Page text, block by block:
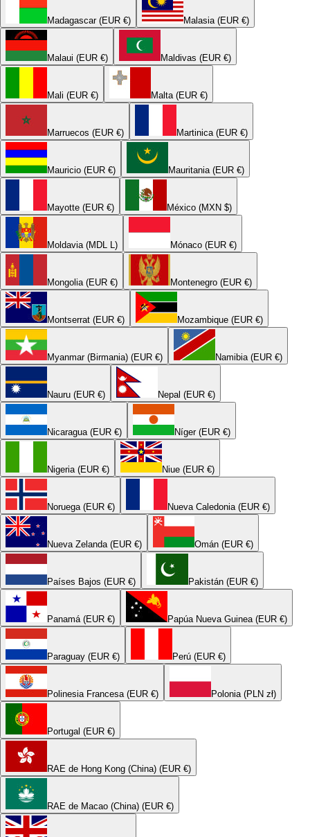
Madagascar (EUR €) Malasia (EUR €)
Malaui (EUR €) Maldivas (EUR €)
Mali (EUR €) Malta (EUR €)
Marruecos (EUR €) Martinica (EUR €)
Mauricio (EUR €) Mauritania (EUR €)
Mayotte (EUR €) México (MXN $)
Moldavia (MDL L) Mónaco (EUR €)
Mongolia (EUR €) Montenegro (EUR €)
Montserrat (EUR €) Mozambique (EUR €)
Myanmar (Birmania) (EUR €) Namibia (EUR €)
Nauru (EUR €) Nepal (EUR €)
Nicaragua (EUR €) Níger (EUR €)
Nigeria (EUR €) Niue (EUR €)
Noruega (EUR €) Nueva Caledonia (EUR €)
Nueva Zelanda (EUR €) Omán (EUR €)
Países Bajos (EUR €) Pakistán (EUR €)
Panamá (EUR €) Papúa Nueva Guinea (EUR €)
Paraguay (EUR €) Perú (EUR €)
Polinesia Francesa (EUR €) Polonia (PLN zł)
Portugal (EUR €)
RAE de Hong Kong (China) (EUR €)
RAE de Macao (China) (EUR €)